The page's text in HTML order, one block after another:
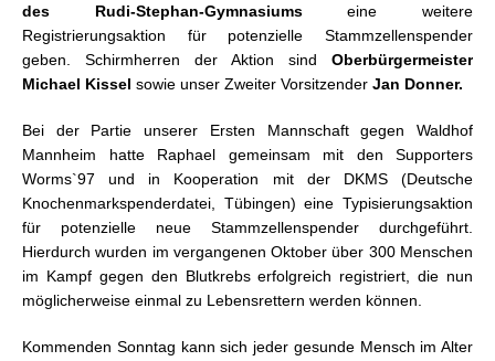
des Rudi-Stephan-Gymnasiumseine weitere
Registrierungsaktion für potenzielle Stammzellenspender
geben. Schirmherren der Aktion sind Oberbürgermeister
Michael Kissel sowie unser Zweiter Vorsitzender Jan Donner.
Bei der Partie unserer Ersten Mannschaft gegen Waldhof
Mannheim hatte Raphael gemeinsam mit den Supporters
Worms`97 und in Kooperation mit der DKMS (Deutsche
Knochenmarkspenderdatei, Tübingen) eine Typisierungsaktion
für potenzielle neue Stammzellenspender durchgeführt.
Hierdurch wurden im vergangenen Oktober über 300 Menschen
im Kampf gegen den Blutkrebs erfolgreich registriert, die nun
möglicherweise einmal zu Lebensrettern werden können.
Kommenden Sonntag kann sich jeder gesunde Mensch im Alter